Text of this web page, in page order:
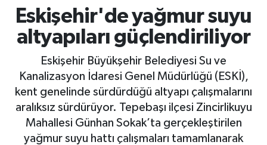
Eskişehir'de yağmur suyu
altyapıları güçlendiriliyor
Eskişehir Büyükşehir Belediyesi Su ve
Kanalizasyon İdaresi Genel Müdürlüğü (ESKİ),
kent genelinde sürdürdüğü altyapı çalışmalarını
aralıksız sürdürüyor. Tepebaşı ilçesi Zincirlikuyu
Mahallesi Günhan Sokak’ta gerçekleştirilen
yağmur suyu hattı çalışmaları tamamlanarak
Spor
Eğitim
Ekonomi
Sağlık
TFF 3.Lig 4.Grup Puan Durumu ve Fikstür
Tüm Manşetler
Son Dakika Haberleri
Haber Arşivi